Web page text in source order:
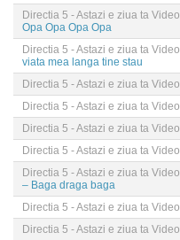
Directia 5 - Astazi e ziua ta Video
Opa Opa Opa Opa
Directia 5 - Astazi e ziua ta Video
viata mea langa tine stau
Directia 5 - Astazi e ziua ta Video
Directia 5 - Astazi e ziua ta Video
Directia 5 - Astazi e ziua ta Video
Directia 5 - Astazi e ziua ta Video
Directia 5 - Astazi e ziua ta Video
– Baga draga baga
Directia 5 - Astazi e ziua ta Video
Directia 5 - Astazi e ziua ta Video